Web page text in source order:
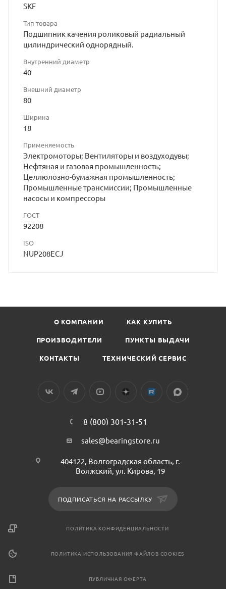
SKF
Тип товара
Подшипник качения роликовый радиальный
цилиндрический однорядный.
Внутренний диаметр
40
Внешний диаметр
80
Ширина
18
Применяемость
Электромоторы; Вентиляторы и воздуходувы;
Нефтяная и газовая промышленность;
Целлюлозно-бумажная промышленность;
Промышленные трансмиссии; Промышленные
насосы и компрессоры
ГОСТ
92208
ISO
NUP208ECJ
О КОМПАНИИ КАК КУПИТЬ
ПРОИЗВОДИТЕЛИ ПУНКТЫ ВЫДАЧИ
КОНТАКТЫ ТЕХНИЧЕСКИЙ СЕРВИС
8 (800) 301-31-51
sales@bearingstore.ru
404122, Волгоградская область, г.
Волжский, ул. Кирова, 19
ПОДПИСАТЬСЯ НА РАССЫЛКУ
ПОЛИТИКА КОНФИДЕНЦИАЛЬНОСТИ
ПОЛИТИКА ИСПОЛЬЗОВАНИЯ ФАЙЛОВ COOKIES
ПУБЛИЧНАЯ ОФЕРТА